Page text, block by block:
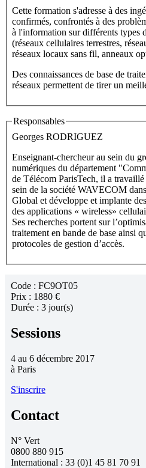
Cette formation s'adresse à des
confirmés, confrontés à des
à l'information sur différents types
(réseaux cellulaires terrestres,
réseaux locaux sans fil, anneaux
Des connaissances de base de
réseaux permettent de tirer un
Responsables
Georges RODRIGUEZ
Enseignant-chercheur au sein du
numériques du département
de Télécom ParisTech, il a
sein de la société WAVECOM
Global et développe et implante
des applications « wireless»
Ses recherches portent sur
traitement en bande de base ainsi
protocoles de gestion d’accès.
Code : FC9OT05
Prix : 1880 €
Durée : 3 jour(s)
Sessions
4 au 6 décembre 2017
à Paris
S'inscrire
Contact
N° Vert
0800 880 915
International : 33 (0)1 45 81 70 91